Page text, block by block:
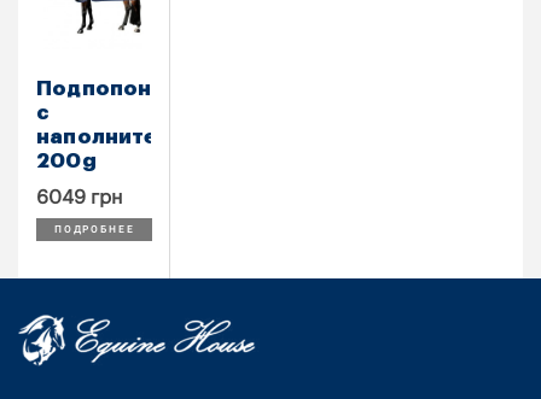
Подпопонник
с
наполнителем
200g
6049 грн
ПОДРОБНЕЕ